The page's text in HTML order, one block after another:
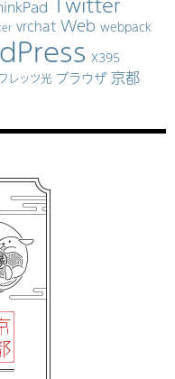
vrchat Web webpack
X395
レッツ光 ブラウザ 京都